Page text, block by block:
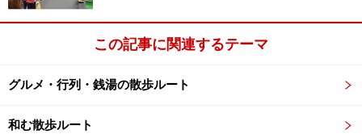
この記事に関連するテーマ
グルメ・行列・銭湯の散歩ルート
和む散歩ルート